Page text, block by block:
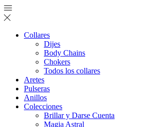
Collares
Dijes
Body Chains
Chokers
Todos los collares
Aretes
Pulseras
Anillos
Colecciones
Brillar y Darse Cuenta
Magia Astral